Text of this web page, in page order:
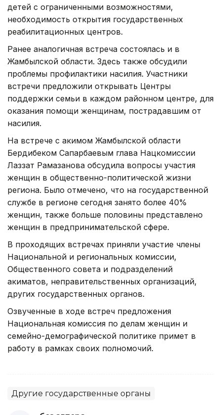
детей с ограниченными возможностями,
необходимость открытия государственных
реабилитационных центров.
Ранее аналогичная встреча состоялась и в
Жамбылской области. Здесь также обсудили
проблемы профилактики насилия. Участники
встречи предложили открывать Центры
поддержки семьи в каждом районном центре, для
оказания помощи женщинам, пострадавшим от
насилия.
На встрече с акимом Жамбылской области
Бердибеком Сапарбаевым глава Нацкомиссии
Лаззат Рамазанова обсудила вопросы участия
женщин в общественно-политической жизни
региона. Было отмечено, что на государственной
службе в регионе сегодня занято более 40%
женщин, также больше половины представлено
женщин в предпринимательской сфере.
В проходящих встречах приняли участие члены
Национальной и региональных комиссии,
Общественного совета и подразделений
акиматов, неправительственных организаций,
других государственных органов.
Озвученные в ходе встреч предложения
Национальная комиссия по делам женщин и
семейно-демографической политике примет в
работу в рамках своих полномочий.
Другие государственные органы